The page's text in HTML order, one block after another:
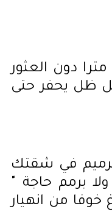
دون العثور
ظل يحفر حتى
في شقتك
برمم حاجة "
خوفا من انهيار